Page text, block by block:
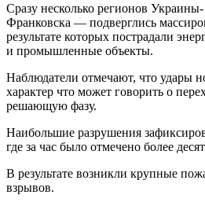
Сразу несколько регионов
Франковска — подверглись
результате которых пострадали
и промышленные объекты.
Наблюдатели отмечают, что удары
характер что может говорить о
решающую фазу.
Наибольшие разрушения
где за час было отмечено более
В результате возникли крупные
взрывов.